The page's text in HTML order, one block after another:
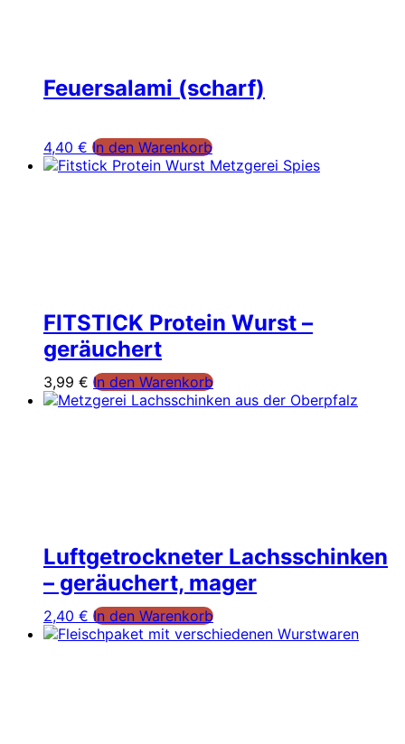
Feuersalami (scharf)
4,40 € In den Warenkorb
FITSTICK Protein Wurst –
geräuchert
3,99 € In den Warenkorb
Luftgetrockneter Lachsschinken
– geräuchert, mager
2,40 € In den Warenkorb